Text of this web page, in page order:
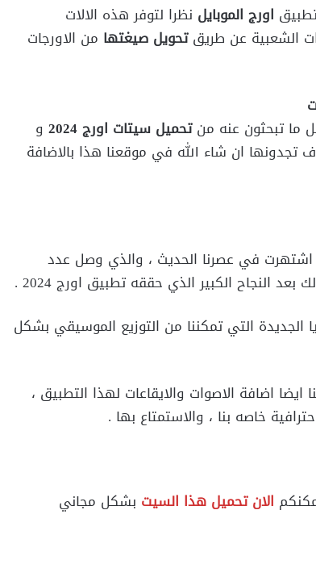
اورج الموبايل نظرا لتوفر هذه الالات
الشعبية عن طريقتحويل صيغتها من الاورجات
ما تبحثون عنه منتحميل سيتات اورج 2024
و
تجدونها ان شاء الله في موقعنا هذا بالاضافة
التي اشتهرت في عصرنا الحديث ، والذي وصل عدد
العديد من المزايا الجديدة التي تمكننا من التوزيع الموسيقي بشكل
بسهوله واضافتها الى اورج 2024 ، ويمكننا ايضا اضافة الاصوات والايقاعات لهذا التطبيق ،
خاصه بنا ، والاستمتاع بها .
الان تحميل هذا السيت بشكل مجاني